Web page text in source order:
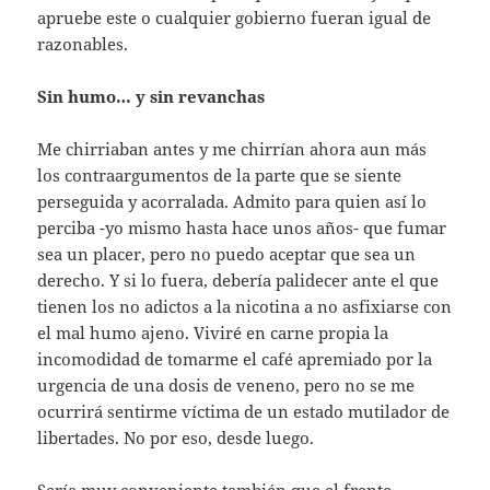
apruebe este o cualquier gobierno fueran igual de
razonables.
Sin humo… y sin revanchas
Me chirriaban antes y me chirrían ahora aun más
los contraargumentos de la parte que se siente
perseguida y acorralada. Admito para quien así lo
perciba -yo mismo hasta hace unos años- que fumar
sea un placer, pero no puedo aceptar que sea un
derecho. Y si lo fuera, debería palidecer ante el que
tienen los no adictos a la nicotina a no asfixiarse con
el mal humo ajeno. Viviré en carne propia la
incomodidad de tomarme el café apremiado por la
urgencia de una dosis de veneno, pero no se me
ocurrirá sentirme víctima de un estado mutilador de
libertades. No por eso, desde luego.